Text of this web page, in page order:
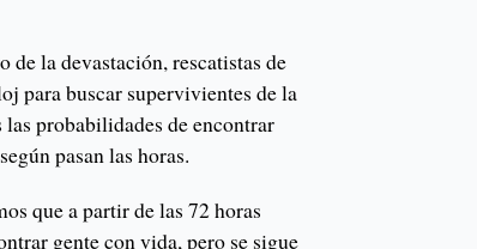
de la devastación, rescatistas de
para buscar supervivientes de la
probabilidades de encontrar
pasan las horas.
que a partir de las 72 horas
gente con vida, pero se sigue